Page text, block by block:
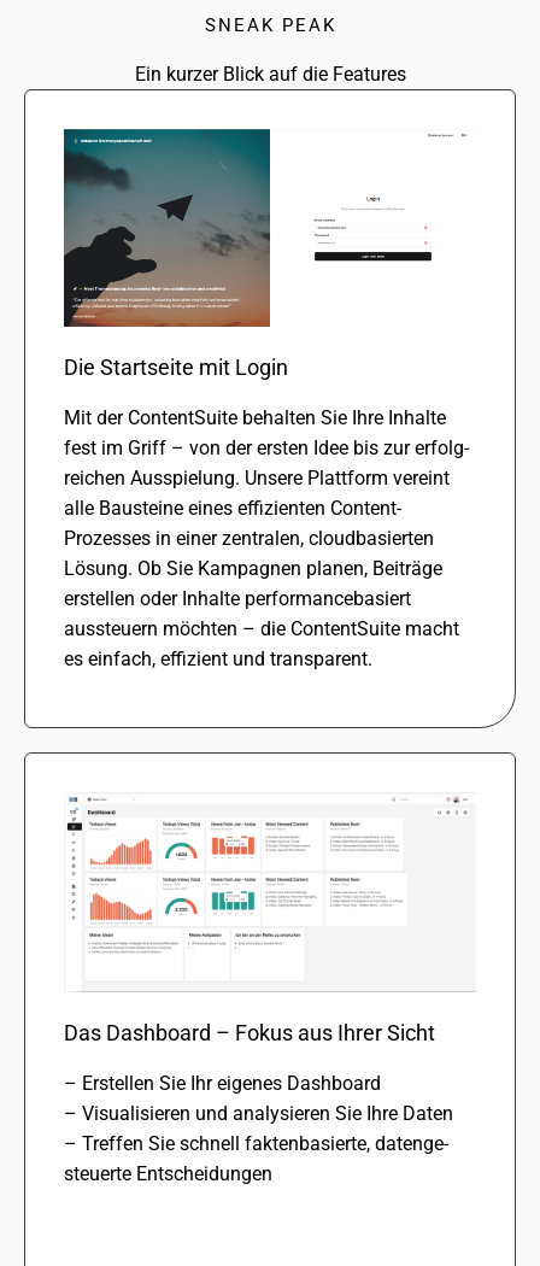
SNEAK PEAK
Ein kurzer Blick auf die Features
Die Startseite mit Login
Mit der ContentSuite behal­ten Sie Ihre Inhalte
fest im Griff – von der ersten Idee bis zur erfolg­
rei­chen Ausspielung. Unsere Plattform vereint
alle Bausteine eines effi­zi­en­ten Content-
Prozesses in einer zentra­len, cloud­ba­sier­ten
Lösung. Ob Sie Kampagnen planen, Beiträge
erstel­len oder Inhalte perfor­mance­ba­siert
aussteu­ern möch­ten – die ContentSuite macht
es einfach, effi­zi­ent und trans­pa­rent.
Das Dashboard – Fokus aus Ihrer Sicht
– Erstellen Sie Ihr eige­nes Dashboard
– Visualisieren und analy­sie­ren Sie Ihre Daten
– Treffen Sie schnell fakten­ba­sierte, daten­ge­
steu­erte Entscheidungen